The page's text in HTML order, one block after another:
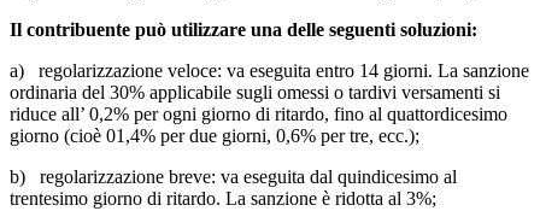
Il contribuente può utilizzare una delle seguenti soluzioni:
a) regolarizzazione veloce: va eseguita entro 14 giorni. La sanzione
ordinaria del 30% applicabile sugli omessi o tardivi versamenti si
riduce all’ 0,2% per ogni giorno di ritardo, fino al quattordicesimo
giorno (cioè 01,4% per due giorni, 0,6% per tre, ecc.);
b) regolarizzazione breve: va eseguita dal quindicesimo al
trentesimo giorno di ritardo. La sanzione è ridotta al 3%;